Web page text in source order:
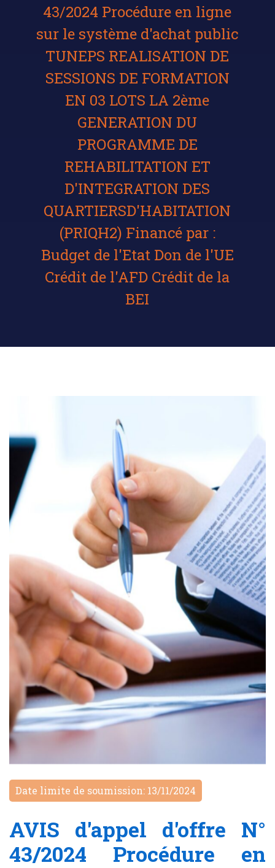
43/2024 Procédure en ligne
sur le système d'achat public
TUNEPS REALISATION DE
SESSIONS DE FORMATION
EN 03 LOTS LA 2ème
GENERATION DU
PROGRAMME DE
REHABILITATION ET
D'INTEGRATION DES
QUARTIERSD'HABITATION
(PRIQH2) Financé par :
Budget de l'Etat Don de l'UE
Crédit de l'AFD Crédit de la
BEI
Date limite de soumission: 13/11/2024
AVIS d'appel d'offre N°
43/2024 Procédure en